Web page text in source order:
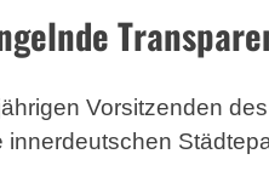
Vorsitzenden